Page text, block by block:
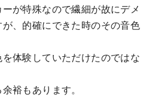
が特殊なので繊細が故にデメ
、的確にできた時のその音色
体験していただけたのではな
裕もあります。